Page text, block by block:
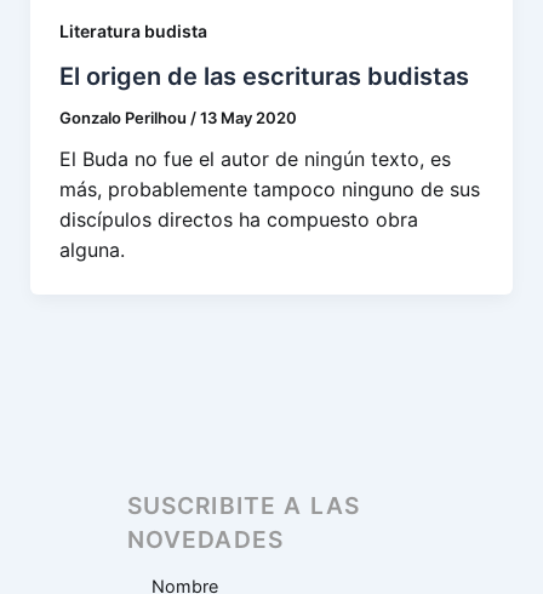
Literatura budista
El origen de las escrituras budistas
Gonzalo Perilhou /13 May 2020
El Buda no fue el autor de ningún texto, es
más, probablemente tampoco ninguno de sus
discípulos directos ha compuesto obra
alguna.
SUSCRIBITE A LAS
NOVEDADES
Nombre